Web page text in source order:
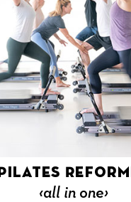
Pilates
‹all in one›